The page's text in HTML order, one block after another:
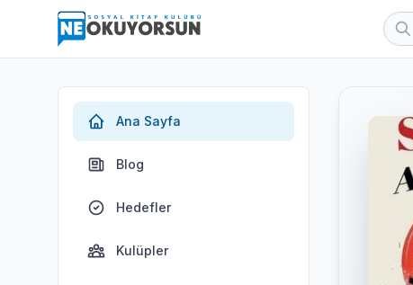
Ana Sayfa
Blog
Hedefler
Kulüpler